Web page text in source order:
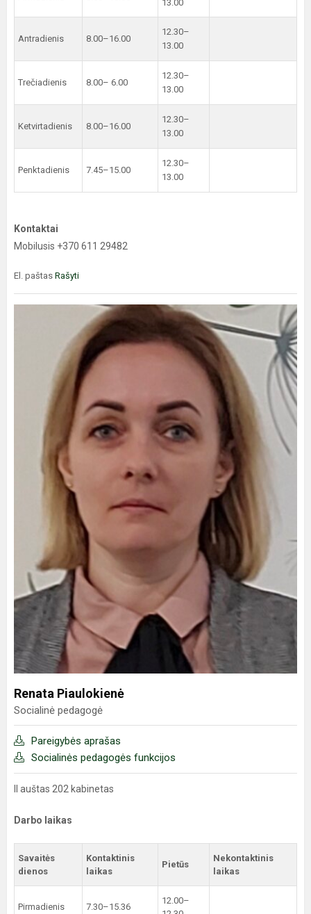
13.00
Antradienis 8.00–16.00
12.30–
13.00
Trečiadienis 8.00– 6.00
12.30–
13.00
Ketvirtadienis 8.00–16.00
12.30–
13.00
Penktadienis 7.45–15.00
12.30–
13.00
Kontaktai
Mobilusis +370 611 29482
El. paštas Rašyti
Renata Piaulokienė
Socialinė pedagogė
Pareigybės aprašas
Socialinės pedagogės funkcijos
II auštas 202 kabinetas
Darbo laikas
Savaitės
dienos
Kontaktinis
laikas
Pietūs
Nekontaktinis
laikas
Pirmadienis 7.30–15.36
12.00–